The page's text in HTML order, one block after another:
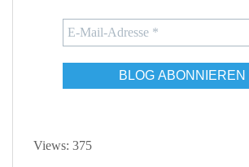
Views: 375